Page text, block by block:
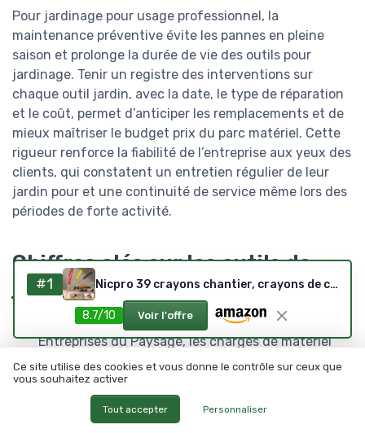
Pour jardinage pour usage professionnel, la
maintenance préventive évite les pannes en pleine
saison et prolonge la durée de vie des outils pour
jardinage. Tenir un registre des interventions sur
chaque outil jardin, avec la date, le type de réparation
et le coût, permet d’anticiper les remplacements et de
mieux maîtriser le budget prix du parc matériel. Cette
rigueur renforce la fiabilité de l’entreprise aux yeux des
clients, qui constatent un entretien régulier de leur
jardin pour et une continuité de service même lors des
périodes de forte activité.
Chiffres clés sur les outils de
jardinage pour paysagistes
Selon les données de l’Union Nationale des
Entreprises du Paysage, les charges de matériel
représentent en moyenne entre 10 et 15 % du
chiffre d’affaires d’une petite entreprise de
paysagiste, ce qui justifie un choix rigoureux des
outils jardinage.
#1 Nicpro 39 crayons chantier, crayons de charpentier mécaniques avec 102 recharges, Marqueurs à pointe longue, Outil de traçage en carbure et Crayons de construction pour architecte et menuisier
8.7/10 Voir l'offre
Ce site utilise des cookies et vous donne le contrôle sur ceux que
vous souhaitez activer
Tout accepter Personnaliser